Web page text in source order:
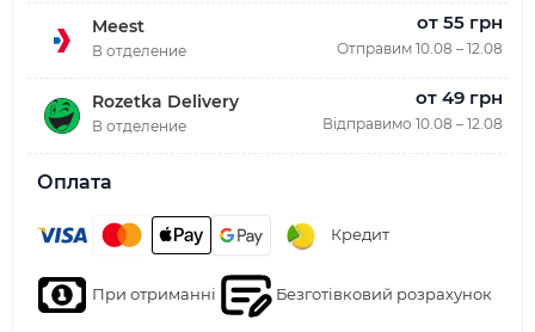
Meest
В отделение
от 55 грн
Отправим 10.08 – 12.08
Rozetka Delivery
В отделение
от 49 грн
Відправимо 10.08 – 12.08
Оплата
Кредит
При отриманні Безготівковий розрахунок